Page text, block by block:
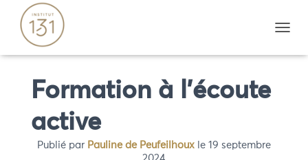
Formation à l’écoute
active
Publié par Pauline de Peufeilhoux le 19 septembre